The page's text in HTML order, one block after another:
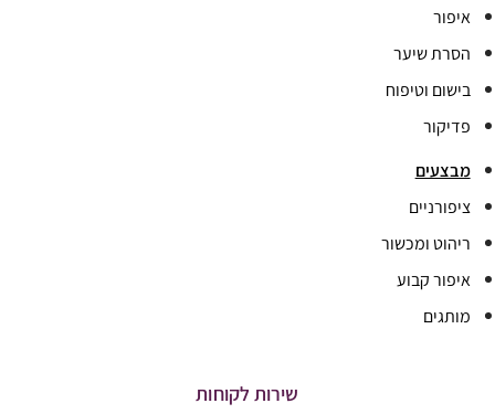
איפור
הסרת שיער
בישום וטיפוח
פדיקור
מבצעים
ציפורניים
ריהוט ומכשור
איפור קבוע
מותגים
שירות לקוחות